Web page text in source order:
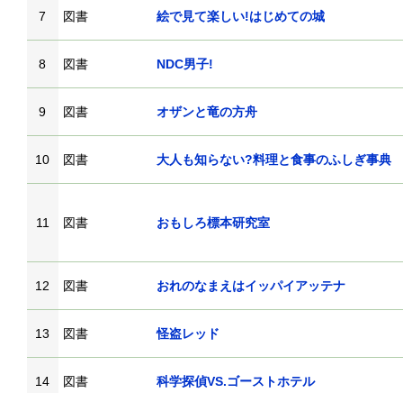
7 図書 絵で見て楽しい!はじめての城
8 図書 NDC男子!
9 図書 オザンと竜の方舟
10 図書 大人も知らない?料理と食事のふしぎ事典
11 図書 おもしろ標本研究室
12 図書 おれのなまえはイッパイアッテナ
13 図書 怪盗レッド
14 図書 科学探偵VS.ゴーストホテル